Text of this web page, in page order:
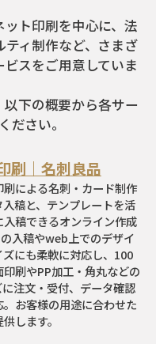
ト印刷を中心に、法
ィ制作など、さまざ
スをご用意していま
下の概要から各サー
ださい。
刷｜名刺良品
による名刺・カード制作
稿と、テンプレートを活
稿できるオンライン作成
入稿やweb上でのデザイ
にも柔軟に対応し、100
刷やPP加工・角丸などの
注文・受付、データ確認
お客様の用途に合わせた
します。